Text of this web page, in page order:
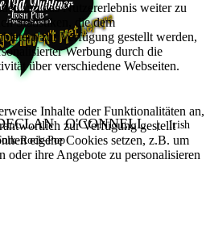
O'CONNELL|Irish
Rock-Pop
um das Nutzererlebnis weiter zu
Statistiken, die dem
zur Verfügung gestellt werden,
Werbung durch die
über verschiedene Webseiten.
Inhalte oder Funktionalitäten an,
zur Verfügung gestellt
eigene Cookies setzen, z.B. um
ihre Angebote zu personalisieren